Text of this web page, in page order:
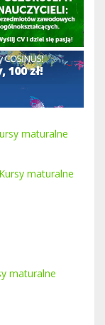
maturalne
maturalne
maturalne